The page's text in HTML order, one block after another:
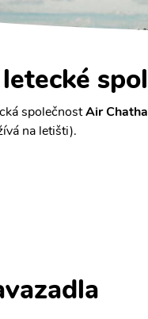
společnostAir
na letišti).